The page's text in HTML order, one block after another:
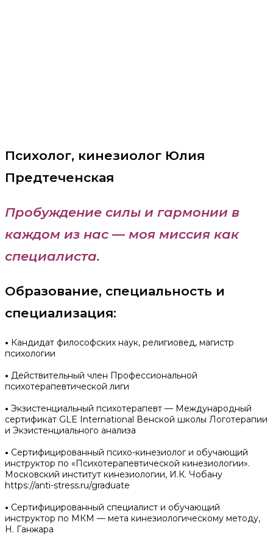
Психолог, кинезиолог Юлия
Предтеченская
Пробуждение силы и гармонии в
каждом из нас — моя миссия как
специалиста.
Образование, специальность и
специализация:
• Кандидат философских наук, религиовед, магистр
психологии
• Действительный член Профессиональной
психотерапевтической лиги
• Экзистенциальный психотерапевт — Международный
сертификат GLE International Венской школы Логотерапии
и Экзистенциального анализа
• Сертифицированный психо-кинезиолог и обучающий
инструктор по «Психотерапевтической кинезиологии».
Московский институт кинезиологии, И.К. Чобану
https://anti-stress.ru/graduate
• Сертифицированный специалист и обучающий
инструктор по МКМ — мета кинезиологическому методу,
Н. Ганжара